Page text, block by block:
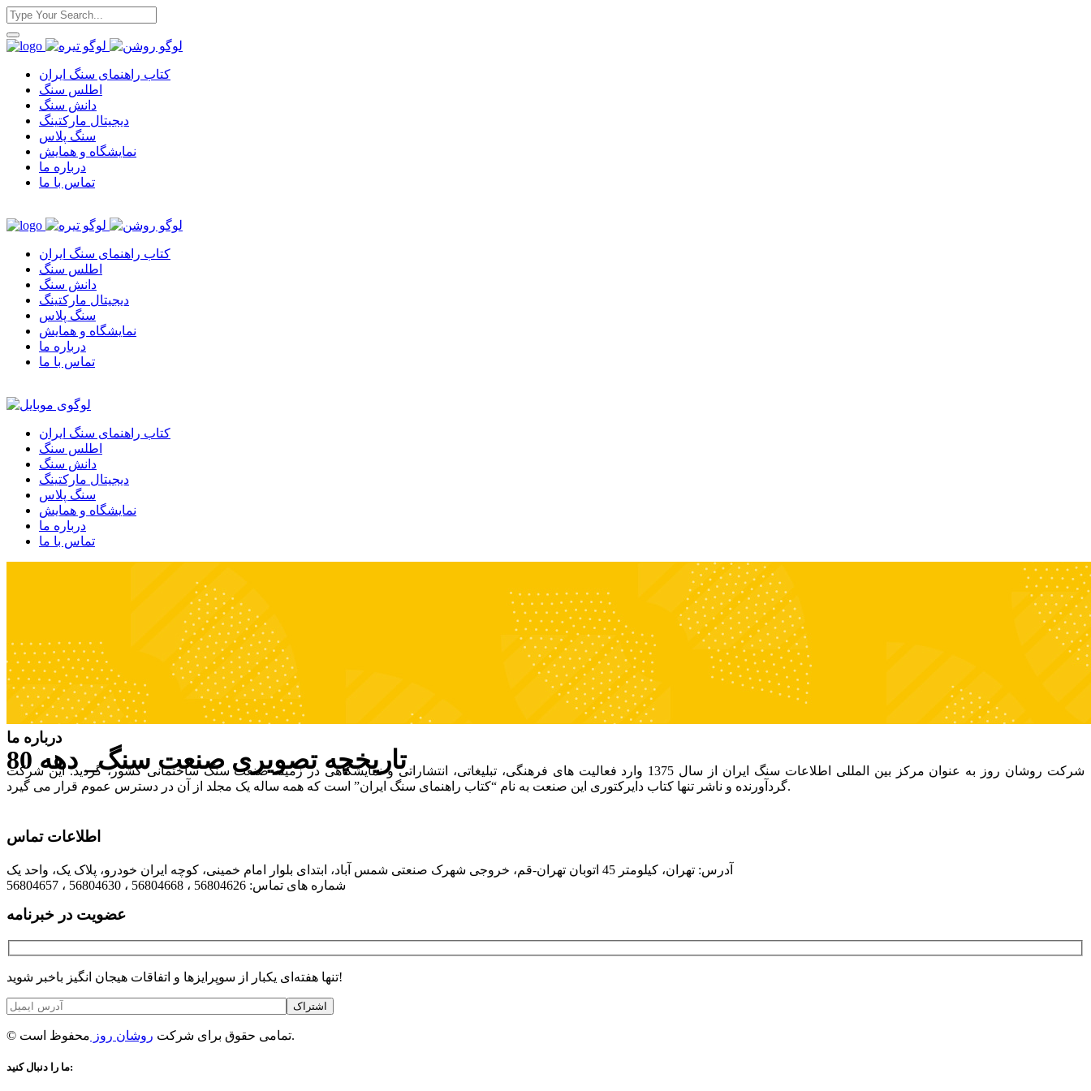
کتاب راهنمای سنگ ایران
اطلس سنگ
دانش سنگ
دیجیتال مارکتینگ
سنگ پلاس
نمایشگاه و همایش
درباره ما
تماس با ما
کتاب راهنمای سنگ ایران
اطلس سنگ
دانش سنگ
دیجیتال مارکتینگ
سنگ پلاس
نمایشگاه و همایش
درباره ما
تماس با ما
کتاب راهنمای سنگ ایران
اطلس سنگ
دانش سنگ
دیجیتال مارکتینگ
سنگ پلاس
نمایشگاه و همایش
درباره ما
تماس با ما
تاریخچه تصویری صنعت سنگ_ دهه 80
درباره ما
شرکت روشان روز به عنوان مرکز بین المللی اطلاعات سنگ ایران از سال 1375 وارد فعالیت های فرهنگی، تبلیغاتی، انتشاراتی و نمایشگاهی در زمینه صنعت سنگ ساختمانی کشور، گردید. این شرکت
گردآورنده و ناشر تنها کتاب دایرکتوری این صنعت به نام “کتاب راهنمای سنگ ایران” است که همه ساله یک مجلد از آن در دسترس عموم قرار می گیرد.
اطلاعات تماس
آدرس: تهران، کیلومتر 45 اتوبان تهران-قم، خروجی شهرک صنعتی شمس آباد، ابتدای بلوار امام خمینی، کوچه ایران خودرو، پلاک یک، واحد یک
شماره های تماس: 56804626 ، 56804668 ، 56804630 ، 56804657
عضویت در خبرنامه
تنها هفته‌ای یکبار از سوپرایزها و اتفاقات هیجان انگیز باخبر شوید!
اشتراک
© تمامی حقوق برای شرکت روشان روز محفوظ است.
ما را دنبال کنید: